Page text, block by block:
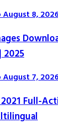
August 8,
August 7,
Full-